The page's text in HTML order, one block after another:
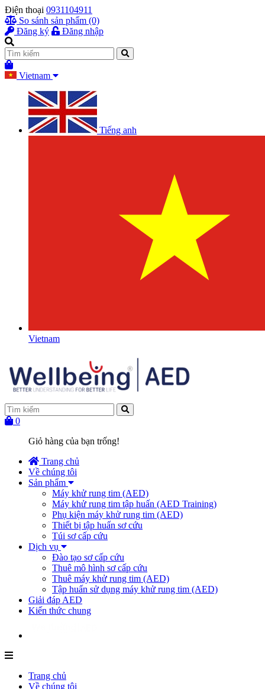
Điện thoại 0931104911
So sánh sản phẩm (0)
Đăng ký
Đăng nhập
Vietnam
Tiếng anh
Vietnam
0
Giỏ hàng của bạn trống!
Trang chủ
Về chúng tôi
Sản phẩm
Máy khử rung tim (AED)
Máy khử rung tim tập huấn (AED Training)
Phụ kiện máy khử rung tim (AED)
Thiết bị tập huấn sơ cứu
Túi sơ cấp cứu
Dịch vụ
Đào tạo sơ cấp cứu
Thuê mô hình sơ cấp cứu
Thuê máy khử rung tim (AED)
Tập huấn sử dụng máy khử rung tim (AED)
Giải đáp AED
Kiến thức chung
Trang chủ
Về chúng tôi